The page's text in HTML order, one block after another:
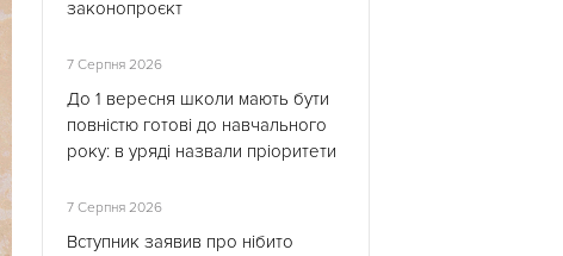
законопроєкт
7 Серпня 2026
До 1 вересня школи мають бути
повністю готові до навчального
року: в уряді назвали пріоритети
7 Серпня 2026
Вступник заявив про нібито